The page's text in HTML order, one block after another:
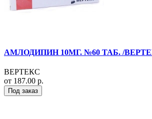
АМЛОДИПИН 10МГ. №60 ТАБ. /
ВЕРТЕКС
от 187.00 р.
Под заказ